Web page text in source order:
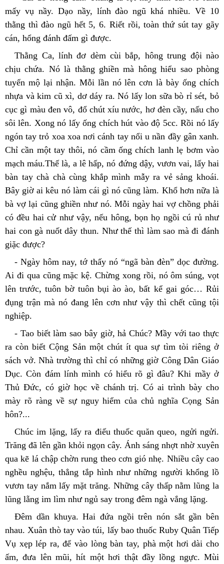
mấy vụ nầy. Dạo nầy, lính đào ngũ khá nhiều. Về 10
thằng thì đào ngũ hết 5, 6. Riết rồi, toàn thứ sút tay gãy
cán, hổng đánh đấm gì được.
Thằng Ca, lính đơ dèm cùi bắp, hông trung đội nào
chịu chứa. Nó là thằng ghiền mà hông hiểu sao phòng
tuyển mộ lại nhận. Mỗi lần nó lên cơn là bày ống chích
nhựa và kim cũ xì, dơ dáy ra. Nó lấy lon sữa bò rỉ sét, bỏ
cục gì màu đen vô, đổ chút xíu nước, hơ đèn cầy, nấu cho
sôi lên. Xong nó lấy ống chích hút vào độ 5cc. Rồi nó lấy
ngón tay trỏ xoa xoa nơi cánh tay nổi u nần đầy gân xanh.
Chỉ cần một tay thôi, nó cầm ống chích lanh lẹ bơm vào
mạch máu.Thế là, a lê hấp, nó đứng dậy, vươn vai, lấy hai
bàn tay chà chà cùng khắp mình mẫy ra vẻ sảng khoái.
Bây giờ ai kêu nó làm cái gì nó cũng làm. Khổ hơn nữa là
bà vợ lại cũng ghiền như nó. Mỗi ngày hai vợ chồng phải
có đều hai cử như vậy, nếu hông, bọn họ ngồi cú rủ như
hai con gà nuốt dây thun. Như thế thì làm sao mà đi đánh
giặc được?
- Ngày hôm nay, tớ thấy nó “ngã bàn đèn” dọc đường.
Ai đi qua cũng mặc kệ. Chừng xong rồi, nó ôm súng, vọt
lên trước, tuôn bờ tuôn bụi ào ào, bất kể gai góc… Rủi
đụng trận mà nó đang lên cơn như vậy thì chết cũng tội
nghiệp.
- Tao biết làm sao bây giờ, hả Chúc? Mầy với tao thực
ra còn biết Cộng Sản một chút ít qua sự tìm tòi riêng ở
sách vở. Nhà trường thì chỉ có những giờ Công Dân Giáo
Dục. Còn đám lính mình có hiểu rõ gì đâu? Khi mầy ở
Thủ Đức, có giờ học về chánh trị. Có ai trình bày cho
mày rõ ràng về sự nguy hiểm của chủ nghĩa Cọng Sản
hôn?...
Chúc im lặng, lấy ra điếu thuốc quăn queo, ngửi ngửi.
Trăng đã lên gần khỏi ngọn cây. Ánh sáng nhợt nhờ xuyên
qua kẽ lá chập chờn rung theo cơn gió nhẹ. Nhiều cây cao
nghều nghệu, thẳng tắp hình như những người khổng lồ
vươn tay nắm lấy mặt trăng. Những cây thấp nằm lũng la
lũng lẵng im lìm như ngủ say trong đêm ngà vắng lặng.
Đêm dần khuya. Hai đứa ngồi trên nón sắt gần bên
nhau. Xuân thò tay vào túi, lấy bao thuốc Ruby Quân Tiếp
Vụ xẹp lép ra, để vào lòng bàn tay, phà một hơi dài cho
ấm, đưa lên mũi, hít một hơi thật đầy lồng ngực. Mùi